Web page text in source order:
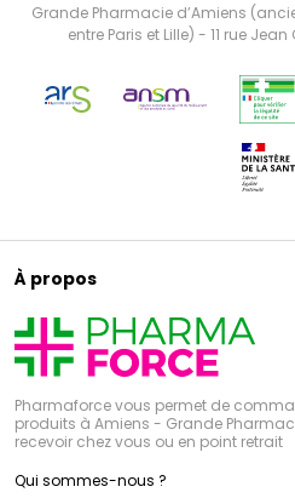
Grande Pharmacie d’Amiens
entre Paris et Lille) - 11 rue
À propos
Pharmaforce vous permet de
produits à Amiens - Grande
recevoir chez vous ou en point retrait
Qui sommes-nous ?